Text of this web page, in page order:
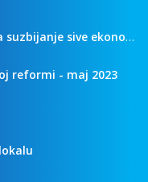
Pregled - Nacionalni program za suzbijanje sive ekonomije
reformi - maj 2023